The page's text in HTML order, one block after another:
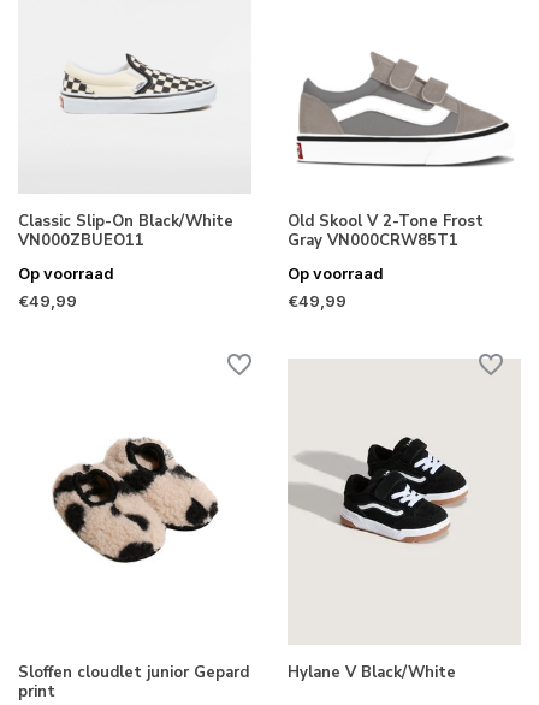
Classic Slip-On Black/White
VN000ZBUEO11
Op voorraad
€49,99
Old Skool V 2-Tone Frost
Gray VN000CRW85T1
Op voorraad
€49,99
Sloffen cloudlet junior Gepard
print
Hylane V Black/White